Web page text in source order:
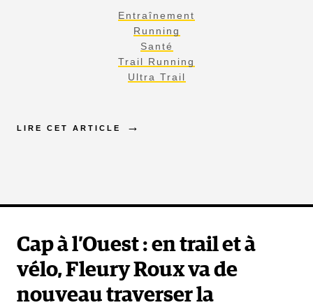
Entraînement
Running
Santé
Trail Running
Ultra Trail
LIRE CET ARTICLE
Cap à l’Ouest : en trail et à
vélo, Fleury Roux va de
nouveau traverser la